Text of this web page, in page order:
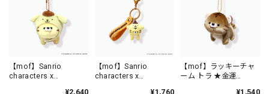
【mof】Sanrio
characters x
¥2,640
【mof】Sanrio
characters x
¥1,760
【mof】ラッキーチャ
ーム トラ ★金運
¥1,540